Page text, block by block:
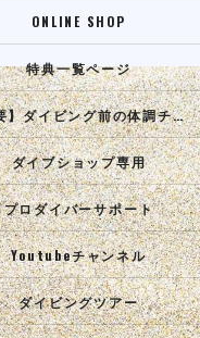
ONLINE SHOP
特典一覧ページ
【重要】ダイビング前の体調チェック
ダイブショップ専用
プロダイバーサポート
Youtubeチャンネル
ダイビングツアー